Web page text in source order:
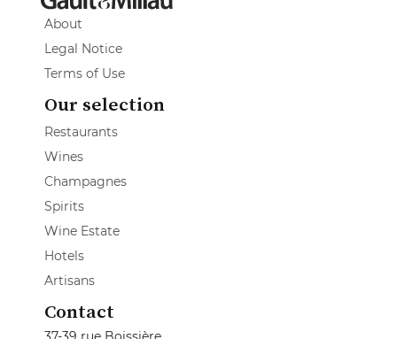
About
Legal Notice
Terms of Use
Our selection
Restaurants
Wines
Champagnes
Spirits
Wine Estate
Hotels
Artisans
Contact